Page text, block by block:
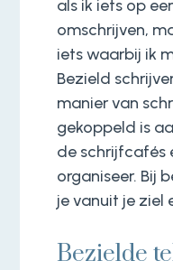
als ik iets op
omschrijven,
iets waarbij ik
Bezield
manier van
gekoppeld is
de schrijfcafés
organiseer. Bij
je vanuit je ziel
Bezielde